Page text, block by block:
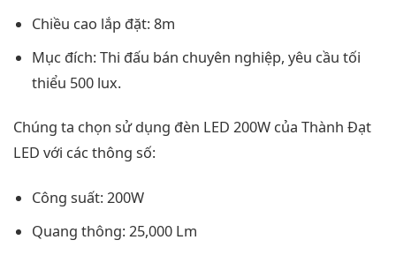
Chiều cao lắp đặt: 8m
Mục đích: Thi đấu bán chuyên nghiệp, yêu cầu tối
thiểu 500 lux.
Chúng ta chọn sử dụng đèn LED 200W của Thành Đạt
LED với các thông số:
Công suất: 200W
Quang thông: 25,000 Lm